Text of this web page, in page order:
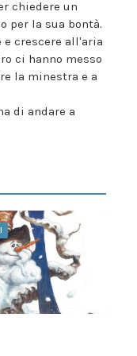
chiedere un
per la sua bontà.
crescere all'aria
ci hanno messo
la minestra e a
di andare a